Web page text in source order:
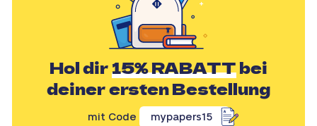
Hol dir15% RABATTbei
deiner ersten Bestellung
mit Code mypapers15